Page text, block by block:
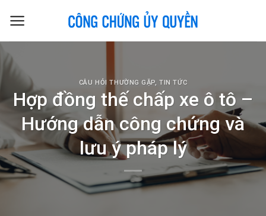
CÂU HỎI THƯỜNG GẶP,TIN TỨC
Hợp đồng thế chấp xe ô tô –
Hướng dẫn công chứng và
lưu ý pháp lý